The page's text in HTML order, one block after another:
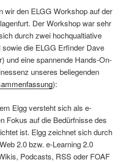
wir den ELGG Workshop auf der
. Der Workshop war sehr
durch zwei hochqualtiative
die ELGG Erfinder Dave
und eine spannende Hands-On-
unseres beliegenden
):
Elgg versteht sich als e-
Fokus auf die Bedürfnisse des
ist. Elgg zeichnet sich durch
2.0 bzw. e-Learning 2.0
Podcasts, RSS oder FOAF